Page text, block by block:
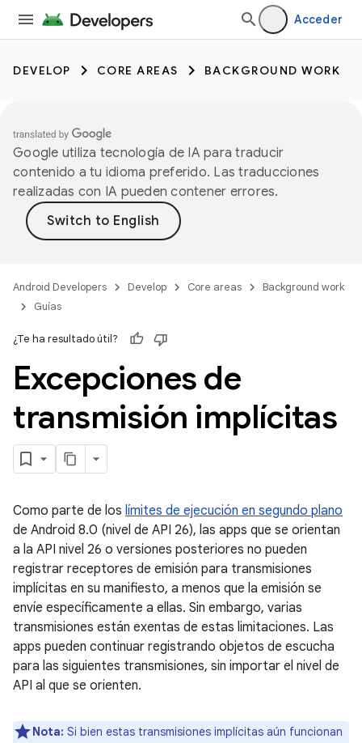
Acceder
DEVELOP CORE AREAS BACKGROUND WORK
Google utiliza tecnología de IA para traducir
contenido a tu idioma preferido. Las traducciones
realizadas con IA pueden contener errores.
Android Developers Develop Core areas
Background work
Guías
¿Te ha resultado útil?
Excepciones de
transmisión implícitas
Como parte de los límites de ejecución en segundo plano
de Android 8.0 (nivel de API 26), las apps que se orientan
a la API nivel 26 o versiones posteriores no pueden
registrar receptores de emisión para transmisiones
implícitas en su manifiesto, a menos que la emisión se
envíe específicamente a ellas. Sin embargo, varias
transmisiones están exentas de estas limitaciones. Las
apps pueden continuar registrando objetos de escucha
para las siguientes transmisiones, sin importar el nivel de
API al que se orienten.
Nota: Si bien estas transmisiones implícitas aún funcionan